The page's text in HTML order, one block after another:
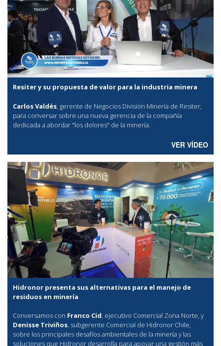
Resiter y su propuesta de valor para la industria minera
Carlos Valdés, gerente de Negocios División Minería de Resiter,
para conversar sobre una nueva gerencia de la compañía
dedicada a abordar "los dolores" de la minería.
VER VÍDEO
Hidronor presenta sus alternativas para el manejo de
residuos en minería
Conversamos con Franco Cid, ejecutivo Comercial Zona Norte, y
Denisse Triviños, subgerente Comercial de Hidronor Chile,
sobre los principales desafíos ambientales de la minería y las
soluciones que Hidronor desarrolla para apoyar una gestión más